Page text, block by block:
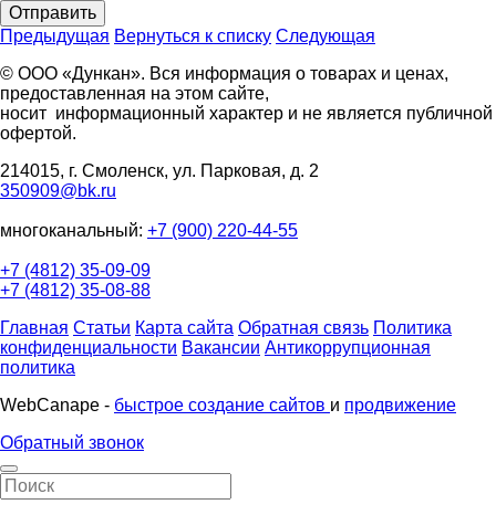
Отправить
Предыдущая Вернуться к списку Следующая
© ООО «Дункан». Вся информация о товарах и ценах,
предоставленная на этом сайте,
носит информационный характер и не является публичной
офертой.
214015, г. Смоленск, ул. Парковая, д. 2
350909@bk.ru
многоканальный: +7 (900) 220-44-55
+7 (4812) 35-09-09
+7 (4812) 35-08-88
Главная Статьи Карта сайта Обратная связь Политика
конфиденциальности Вакансии Антикоррупционная
политика
WebCanape - быстрое создание сайтов и продвижение
Обратный звонок